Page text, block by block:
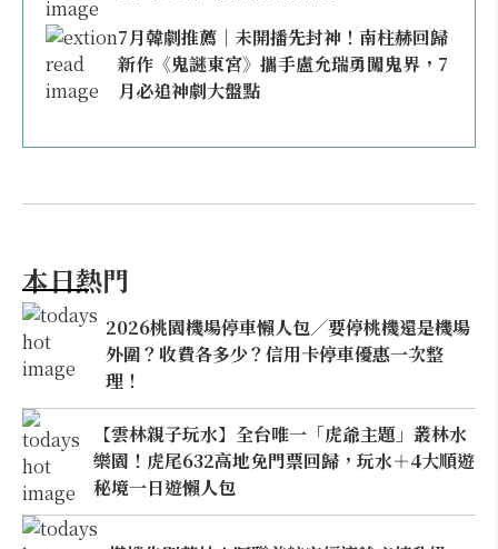
7月韓劇推薦｜未開播先封神！南柱赫回歸
新作《鬼謎東宮》攜手盧允瑞勇闖鬼界，7
月必追神劇大盤點
本日熱門
2026桃園機場停車懶人包／要停桃機還是機場
外圍？收費各多少？信用卡停車優惠一次整
理！
【雲林親子玩水】全台唯一「虎爺主題」叢林水
樂園！虎尾632高地免門票回歸，玩水＋4大順遊
秘境一日遊懶人包